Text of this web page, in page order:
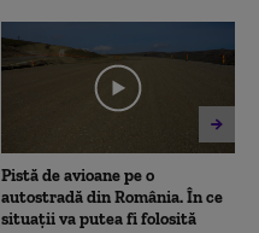
Pistă de avioane pe o
autostradă din România. În ce
situații va putea fi folosită